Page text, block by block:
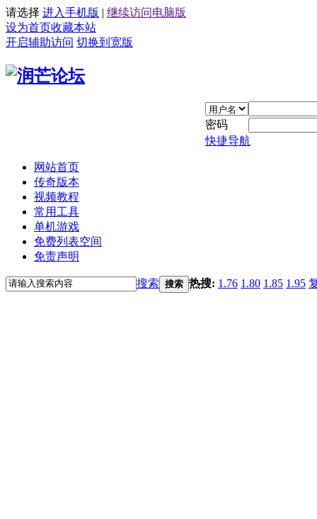
请选择 进入手机版 | 继续访问电脑版
设为首页收藏本站
开启辅助访问 切换到宽版
密码
快捷导航
网站首页
传奇版本
视频教程
常用工具
单机游戏
免费列表空间
免责声明
搜索 搜索 热搜: 1.76 1.80 1.85 1.95